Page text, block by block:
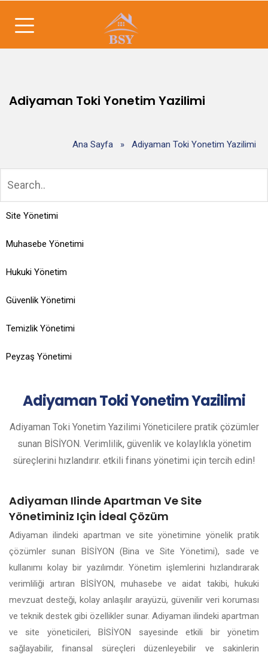
Adiyaman Toki Yonetim Yazilimi
Ana Sayfa » Adiyaman Toki Yonetim Yazilimi
Site Yönetimi
Muhasebe Yönetimi
Hukuki Yönetim
Güvenlik Yönetimi
Temizlik Yönetimi
Peyzaş Yönetimi
AdiyamanToki Yonetim Yazilimi
Adiyaman Toki Yonetim Yazilimi Yöneticilere pratik çözümler
sunan BİSİYON. Verimlilik, güvenlik ve kolaylıkla yönetim
süreçlerini hızlandırır. etkili finans yönetimi için tercih edin!
Adiyaman Ilinde Apartman Ve Site
Yönetiminiz Için İdeal Çözüm
Adiyaman ilindeki apartman ve site yönetimine yönelik pratik
çözümler sunan BİSİYON (Bina ve Site Yönetimi), sade ve
kullanımı kolay bir yazılımdır. Yönetim işlemlerini hızlandırarak
verimliliği artıran BİSİYON, muhasebe ve aidat takibi, hukuki
mevzuat desteği, kolay anlaşılır arayüzü, güvenilir veri koruması
ve teknik destek gibi özellikler sunar. Adiyaman ilindeki apartman
ve site yöneticileri, BİSİYON sayesinde etkili bir yönetim
sağlayabilir, finansal süreçleri düzenleyebilir ve sakinlerin